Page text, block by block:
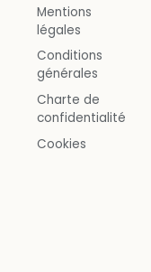
Mentions
légales
Conditions
générales
Charte de
confidentialité
Cookies